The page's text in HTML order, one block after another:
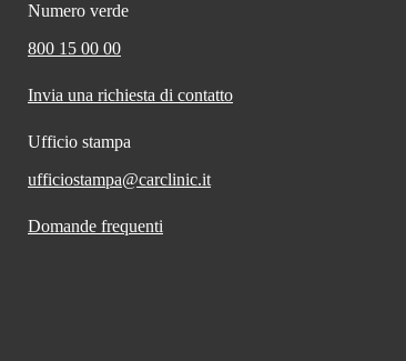
Numero verde
800 15 00 00
Invia una richiesta di contatto
Ufficio stampa
ufficiostampa@carclinic.it
Domande frequenti